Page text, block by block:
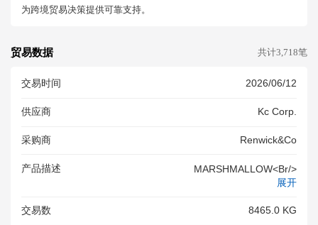
为跨境贸易决策提供可靠支持。
贸易数据 共计3,718笔
交易时间 2026/06/12
供应商 Kc Corp.
采购商 Renwick&co
产品描述
MARSHMALLOW<br/>
展开
交易数 8465.0 KG